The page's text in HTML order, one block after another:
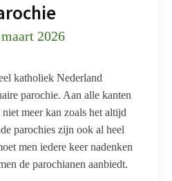
2026
katholiek Nederland
parochie. Aan alle kanten
meer kan zoals het altijd
parochies zijn ook al heel
men iedere keer nadenken
de parochianen aanbiedt.